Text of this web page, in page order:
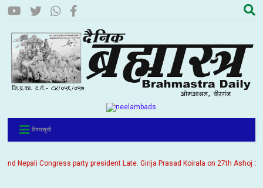
विषयसूची
Nepali Congress party president Late. Girija Prasad Koirala on 27th Ashoj